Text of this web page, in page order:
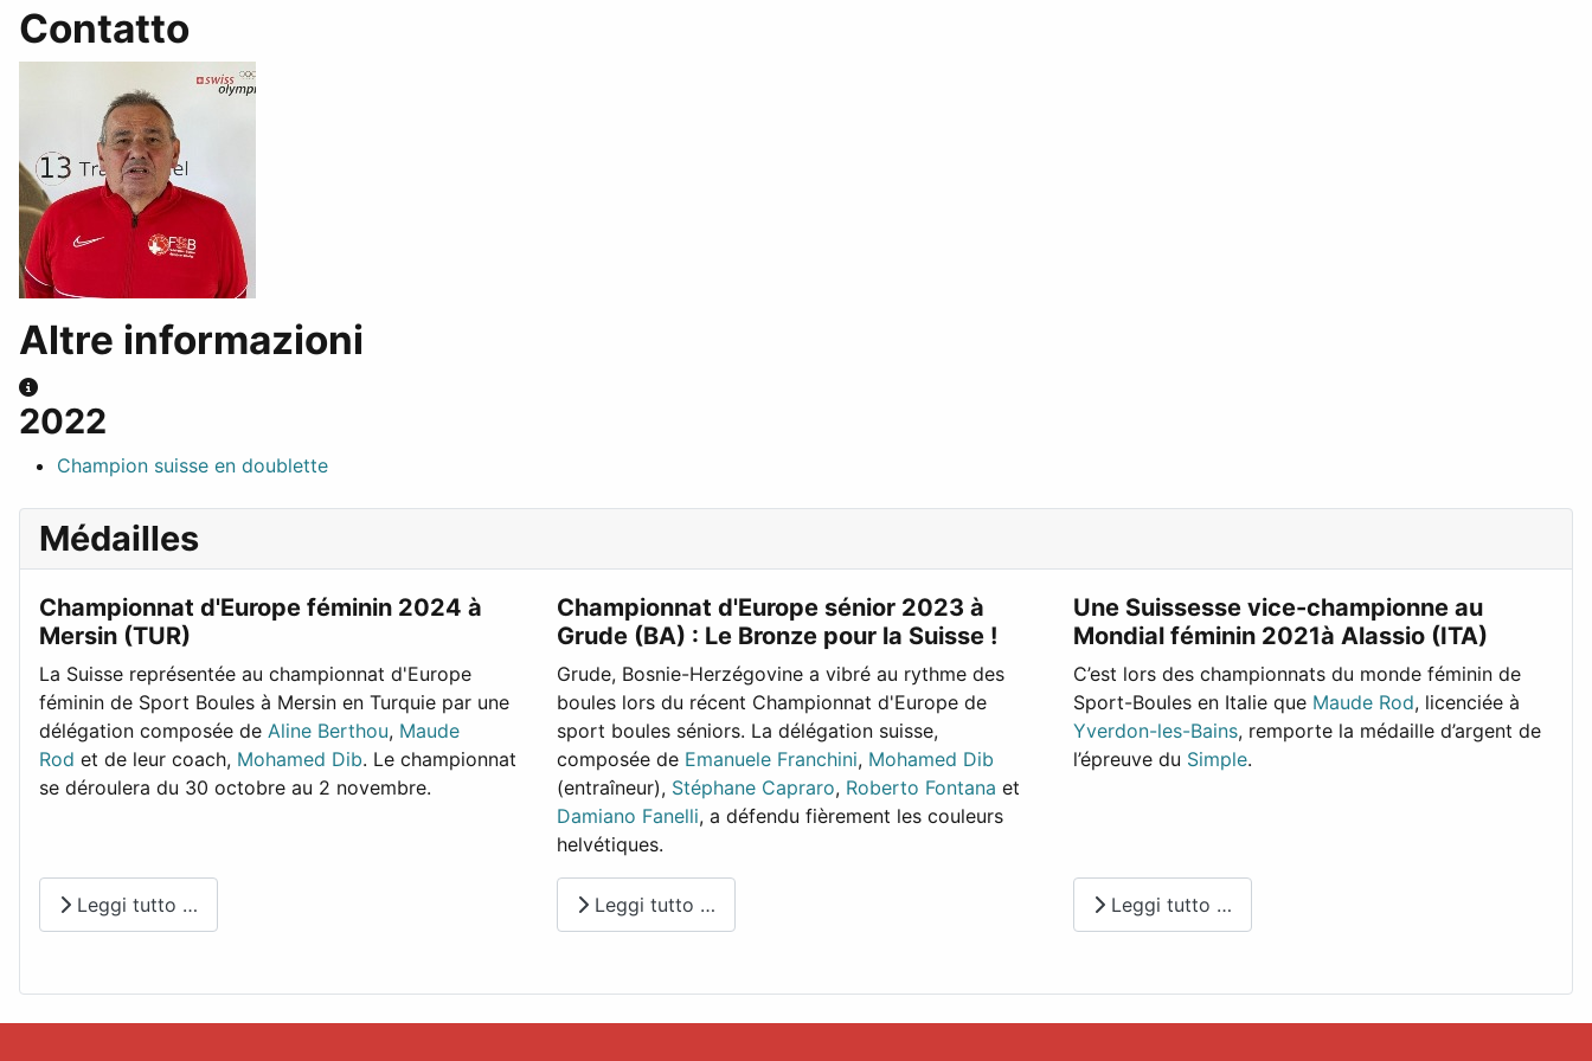
Contatto
Altre informazioni
Altre informazioni
2022
Champion suisse en doublette
Médailles
Championnat d'Europe féminin 2024 à
Mersin (TUR)
La Suisse représentée au championnat d'Europe
féminin de Sport Boules à Mersin en Turquie par une
délégation composée de Aline Berthou, Maude
Rod et de leur coach, Mohamed Dib. Le championnat
se déroulera du 30 octobre au 2 novembre.
Leggi tutto …
Championnat d'Europe sénior 2023 à
Grude (BA) : Le Bronze pour la Suisse !
Grude, Bosnie-Herzégovine a vibré au rythme des
boules lors du récent Championnat d'Europe de
sport boules séniors. La délégation suisse,
composée de Emanuele Franchini, Mohamed Dib
(entraîneur), Stéphane Capraro, Roberto Fontana et
Damiano Fanelli, a défendu fièrement les couleurs
helvétiques.
Leggi tutto …
Une Suissesse vice-championne au
Mondial féminin 2021à Alassio (ITA)
C’est lors des championnats du monde féminin de
Sport-Boules en Italie que Maude Rod, licenciée à
Yverdon-les-Bains, remporte la médaille d’argent de
l’épreuve du Simple.
Leggi tutto …